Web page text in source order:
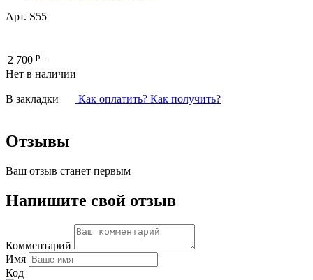
Арт. S55
2 700 р.-
Нет в наличии
В закладки Как оплатить? Как получить?
Отзывы
Ваш отзыв станет первым
Напишите свой отзыв
Комментарий
Имя
Код